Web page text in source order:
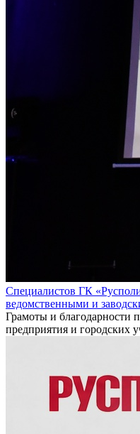
Специалистов ГК
ведомственными и
Грамоты и благодарности
предприятия и городских